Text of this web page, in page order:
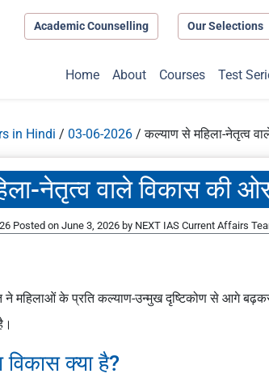
Academic Counselling Our Selections
Home About Courses Test
in Hindi / 03-06-2026 /कल्याण से महिला-नेतृत्व
नेतृत्व वाले विकास की
Posted on June 3, 2026 by NEXT IAS Current Affairs
महिलाओं के प्रति कल्याण-उन्मुख दृष्टिकोण से आगे
विकास क्या है?